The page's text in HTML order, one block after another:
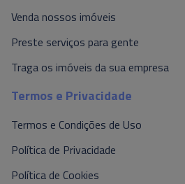
Venda nossos imóveis
Preste serviços para gente
Traga os imóveis da sua empresa
Termos e Privacidade
Termos e Condições de Uso
Política de Privacidade
Política de Cookies